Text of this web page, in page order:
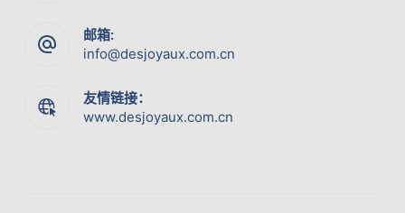
邮箱:
info@desjoyaux.com.cn
友情链接：
www.desjoyaux.com.cn